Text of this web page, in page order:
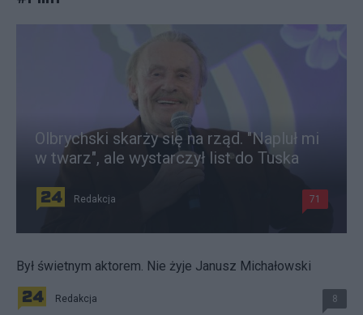
Olbrychski skarży się na rząd. "Napluł mi
w twarz", ale wystarczył list do Tuska
Redakcja 71
Był świetnym aktorem. Nie żyje Janusz Michałowski
Redakcja 8